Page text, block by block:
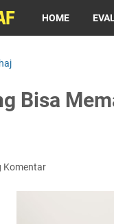
HOME
Bisa
Komentar